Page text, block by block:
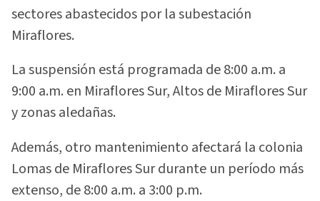
sectores abastecidos por la subestación
Miraflores.
La suspensión está programada de 8:00 a.m. a
9:00 a.m. en Miraflores Sur, Altos de Miraflores Sur
y zonas aledañas.
Además, otro mantenimiento afectará la colonia
Lomas de Miraflores Sur durante un período más
extenso, de 8:00 a.m. a 3:00 p.m.